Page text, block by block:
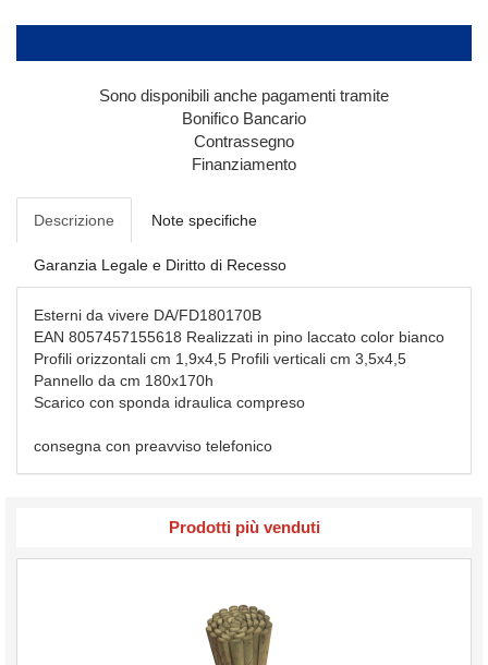
Sono disponibili anche pagamenti tramite
Bonifico Bancario
Contrassegno
Finanziamento
Descrizione Note specifiche
Garanzia Legale e Diritto di Recesso
Esterni da vivere DA/FD180170B
EAN 8057457155618 Realizzati in pino laccato color bianco
Profili orizzontali cm 1,9x4,5 Profili verticali cm 3,5x4,5
Pannello da cm 180x170h
Scarico con sponda idraulica compreso
consegna con preavviso telefonico
Prodotti più venduti